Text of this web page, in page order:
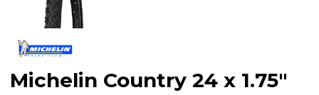
Michelin Country 24 x 1.75"